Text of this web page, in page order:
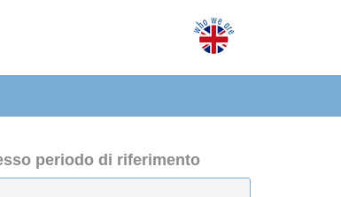
periodo di riferimento